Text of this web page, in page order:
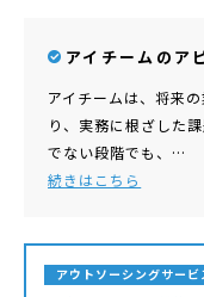
アイチームのア
アイチームは、将来
り、実務に根ざした
でない段階でも、…
続きはこちら
アウトソーシングサービ